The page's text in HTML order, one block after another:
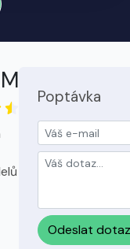
Poptávka
Odeslat dotaz